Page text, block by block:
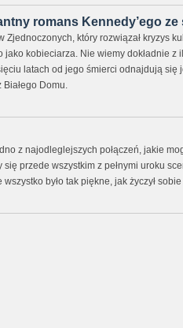
romans Kennedy’ego ze
Zjednoczonych, który rozwiązał kryzys
kobieciarza. Nie wiemy dokładnie z
latach od jego śmierci odnajdują się
Białego Domu.
z najodleglejszych połączeń, jakie
przede wszystkim z pełnymi uroku
było tak piękne, jak życzył